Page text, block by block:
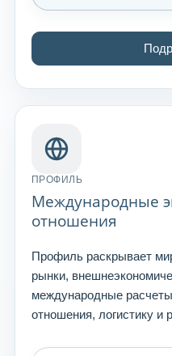
ПРОФИЛЬ
Международные
отношения
Профиль раскрывает
рынки,
международные
отношения, логистику и